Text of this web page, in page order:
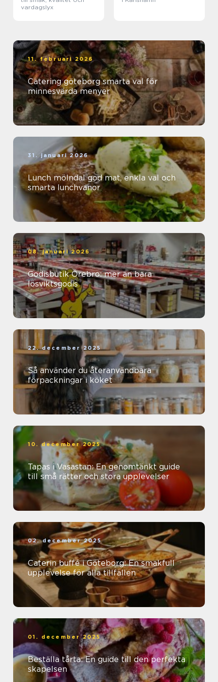
vardagslyx
11. februari 2026
Catering göteborg smarta val för
minnesvärda menyer
31. januari 2026
Lunch mölndal god mat, enkla val och
smarta lunchvanor
08. januari 2026
Godisbutik Örebro: mer än bara
lösviktsgodis
22. december 2025
Så använder du återanvändbara
förpackningar i köket
10. december 2025
Tapas i Vasastan: En genomtänkt guide
till små rätter och stora upplevelser
02. december 2025
Caterin buffé i Göteborg: En smakfull
upplevelse för alla tillfällen
01. december 2025
Beställa tårta: En guide till den perfekta
skapelsen